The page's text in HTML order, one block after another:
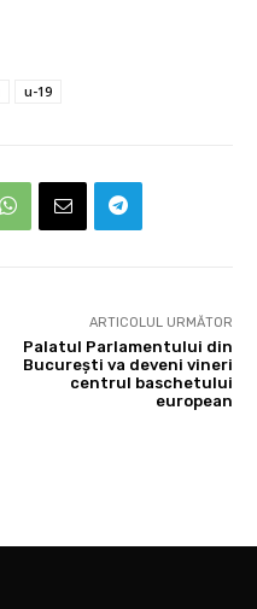
u-19
ARTICOLUL URMĂTOR
Palatul Parlamentului din
București va deveni vineri
centrul baschetului
european